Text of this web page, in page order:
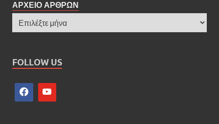
ΑΡΧΕΙΟ ΑΡΘΡΩΝ
FOLLOW US